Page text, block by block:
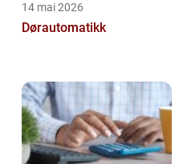
14 mai 2026
Dørautomatikk